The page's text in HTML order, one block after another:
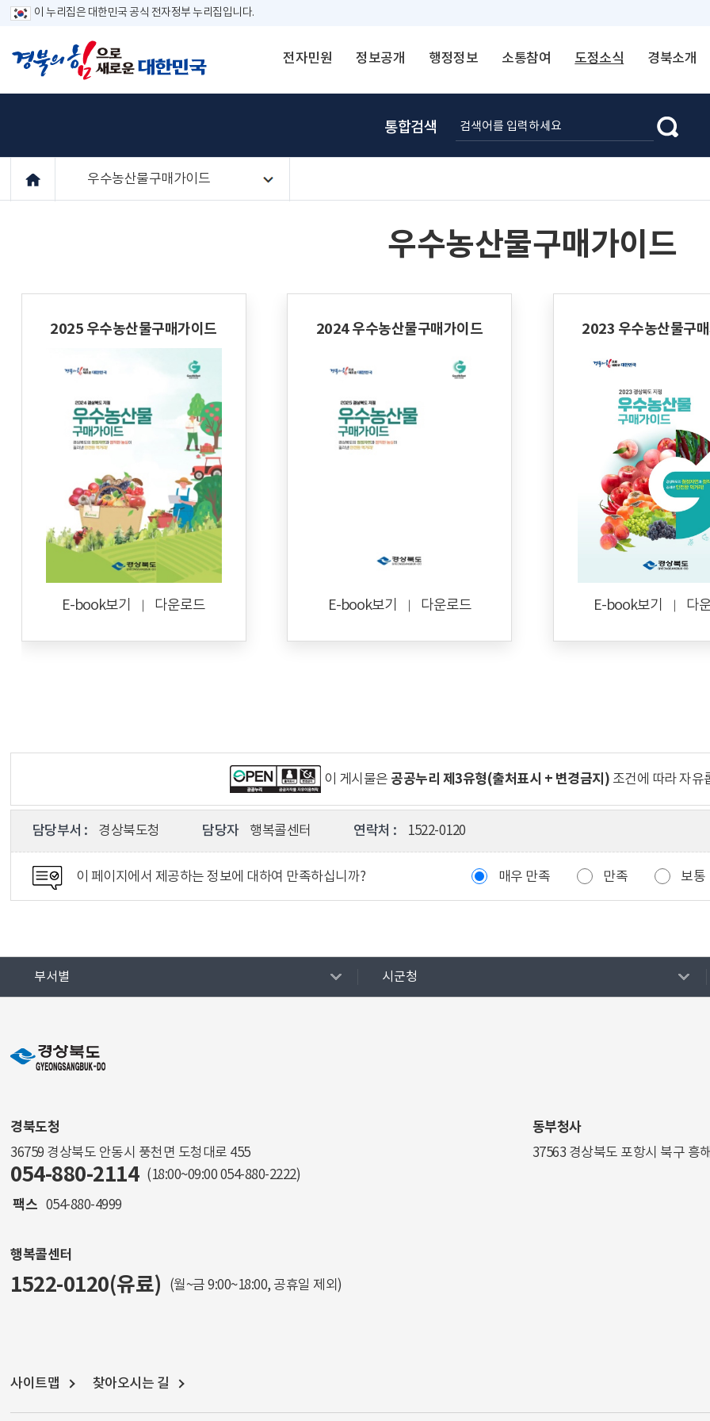
이 누리집은 대한민국 공식 전자정부 누리집입니다.
전자민원 정보공개 행정정보 소통참여 도정소식 경북소개
통합검색
우수농산물구매가이드
우수농산물구매가이드
2025 우수농산물구매가이드
E-book보기 다운로드
2024 우수농산물구매가이드
E-book보기 다운로드
2023 우수농산물구
E-book보기 다
이 게시물은 공공누리 제3유형(출처표시 + 변경금지) 조건에 따라 자유
담당부서 : 경상북도청 담당자 행복콜센터 연락처 : 1522-0120
이 페이지에서 제공하는 정보에 대하여 만족하십니까? 매우 만족 만족 보통
부서별 시군청
경북도청
36759 경상북도 안동시 풍천면 도청대로 455
054-880-2114 (18:00~09:00 054-880-2222)
팩스 054-880-4999
동부청사
37563 경상북도 포항시 북구 흥
행복콜센터
1522-0120(유료) (월~금 9:00~18:00, 공휴일 제외)
사이트맵 찾아오시는 길